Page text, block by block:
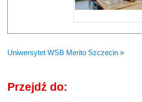
Uniwersytet WSB Merito Szczecin »
Przejdź do: